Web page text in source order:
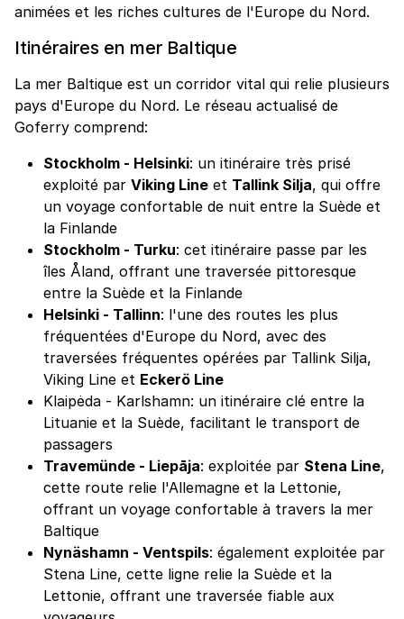
animées et les riches cultures de l'Europe du Nord.
Itinéraires en mer Baltique
La mer Baltique est un corridor vital qui relie plusieurs
pays d'Europe du Nord. Le réseau actualisé de
Goferry comprend:
Stockholm - Helsinki: un itinéraire très prisé
exploité par Viking Line et Tallink Silja, qui offre
un voyage confortable de nuit entre la Suède et
la Finlande
Stockholm - Turku: cet itinéraire passe par les
îles Åland, offrant une traversée pittoresque
entre la Suède et la Finlande
Helsinki - Tallinn: l'une des routes les plus
fréquentées d'Europe du Nord, avec des
traversées fréquentes opérées par Tallink Silja,
Viking Line et Eckerö Line
Klaipėda - Karlshamn: un itinéraire clé entre la
Lituanie et la Suède, facilitant le transport de
passagers
Travemünde - Liepāja: exploitée par Stena Line,
cette route relie l'Allemagne et la Lettonie,
offrant un voyage confortable à travers la mer
Baltique
Nynäshamn - Ventspils: également exploitée par
Stena Line, cette ligne relie la Suède et la
Lettonie, offrant une traversée fiable aux